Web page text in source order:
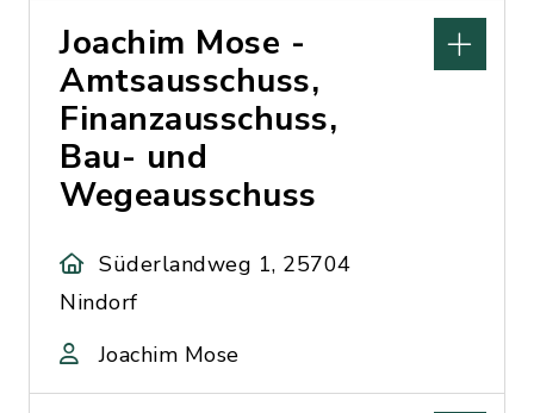
Joachim Mose -
Amtsausschuss,
Finanzausschuss,
Bau- und
Wegeausschuss
Süderlandweg 1, 25704
Nindorf
Joachim Mose